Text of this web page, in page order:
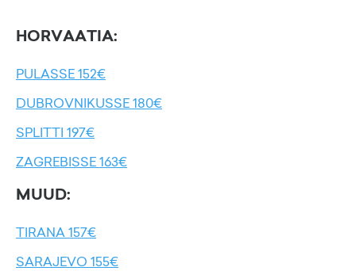
HORVAATIA:
PULASSE 152€
DUBROVNIKUSSE 180€
SPLITTI 197€
ZAGREBISSE 163€
MUUD:
TIRANA 157€
SARAJEVO 155€